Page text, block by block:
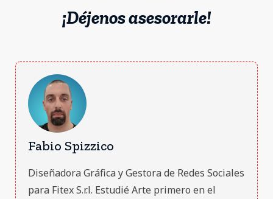
¡Déjenos asesorarle!
Fabio Spizzico
Diseñadora Gráfica y Gestora de Redes Sociales
para Fitex S.r.l. Estudié Arte primero en el